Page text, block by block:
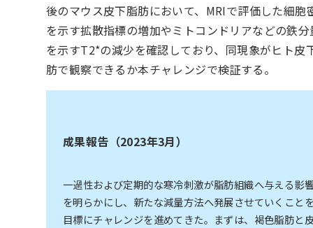
後のマウス皮下脂肪において、MRIで評価した細胞
を示す拡散指標の増加やミトコンドリアなどの鉄分
を示すT2*の減少を確認しており、同現象がヒト皮
肪で観察できるか本チャレンジで検証する。
成果報告（2023年3月）
一過性および定期的な寒冷刺激が脂肪組織へ与える影
を明らかにし、新たな減量方法へ発展させていくこと
目標にチャレンジを進めてきた。まずは、褐色脂肪と